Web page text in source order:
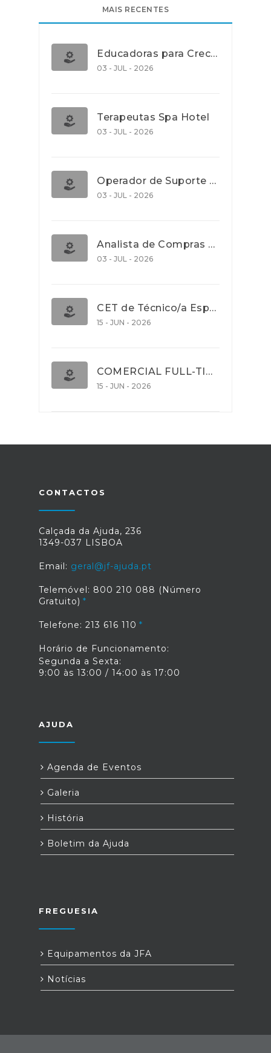
MAIS RECENTES
Educadoras para Creche e J.I., Lisboa
03 - JUL - 2026
Terapeutas Spa Hotel
03 - JUL - 2026
Operador de Suporte Operacional
03 - JUL - 2026
Analista de Compras e Contratos (Banca)
03 - JUL - 2026
CET de Técnico/a Especialista em Comércio Internacional (Nível 5)
15 - JUN - 2026
COMERCIAL FULL-TIME
15 - JUN - 2026
CONTACTOS
Calçada da Ajuda, 236
1349-037 LISBOA
Email: geral@jf-ajuda.pt
Telemóvel: 800 210 088 (Número
Gratuito)
Telefone: 213 616 110
Horário de Funcionamento:
Segunda a Sexta:
9:00 às 13:00 / 14:00 às 17:00
AJUDA
Agenda de Eventos
Galeria
História
Boletim da Ajuda
FREGUESIA
Equipamentos da JFA
Notícias